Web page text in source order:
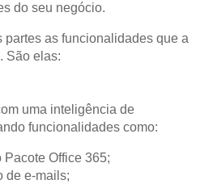
do seu negócio.
partes as funcionalidades que a
São elas:
uma inteligência de
funcionalidades como:
Office 365;
de e-mails;